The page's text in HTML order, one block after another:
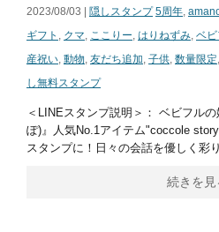
2023/08/03 | 隠しスタンプ 5周年,
ギフト , クマ, ここりー, はりねずみ, ベ
産祝い, 動物, 友だち追加, 子供, 数量限定,
し無料スタンプ
＜LINEスタンプ説明＞： ベビフル
ぽ)』人気No.1アイテム"coccole
スタンプに！日々の会話を優しく彩
続きを見